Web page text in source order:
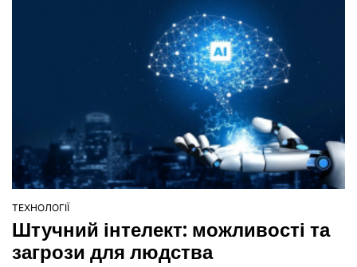
ОПУБЛІКУВАТИ
ТЕХНОЛОГІЇ
Штучний інтелект: можливості та
загрози для людства